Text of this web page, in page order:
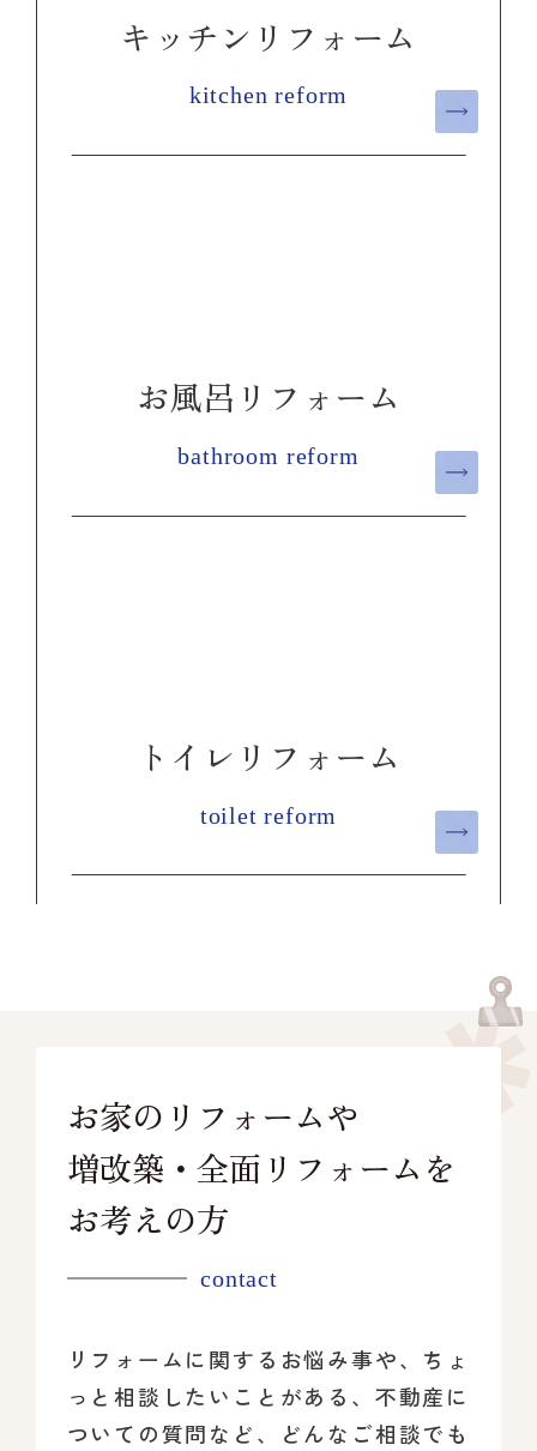
キッチンリフォーム
kitchen reform
お風呂リフォーム
bathroom reform
トイレリフォーム
toilet reform
お家のリフォームや
増改築・全面リフォームを
お考えの方
contact
リフォームに関するお悩み事や、ちょ
っと相談したいことがある、 不動産に
ついての質問など、どんなご相談でも